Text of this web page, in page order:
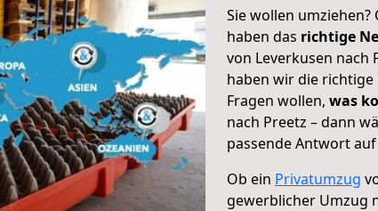
Sie wollen
haben das richtige
von Leverkusen nach
haben wir die richtige
Fragen wollen, was
nach Preetz – dann
passende Antwort
Ob ein Privatumzug
gewerblicher Umzug